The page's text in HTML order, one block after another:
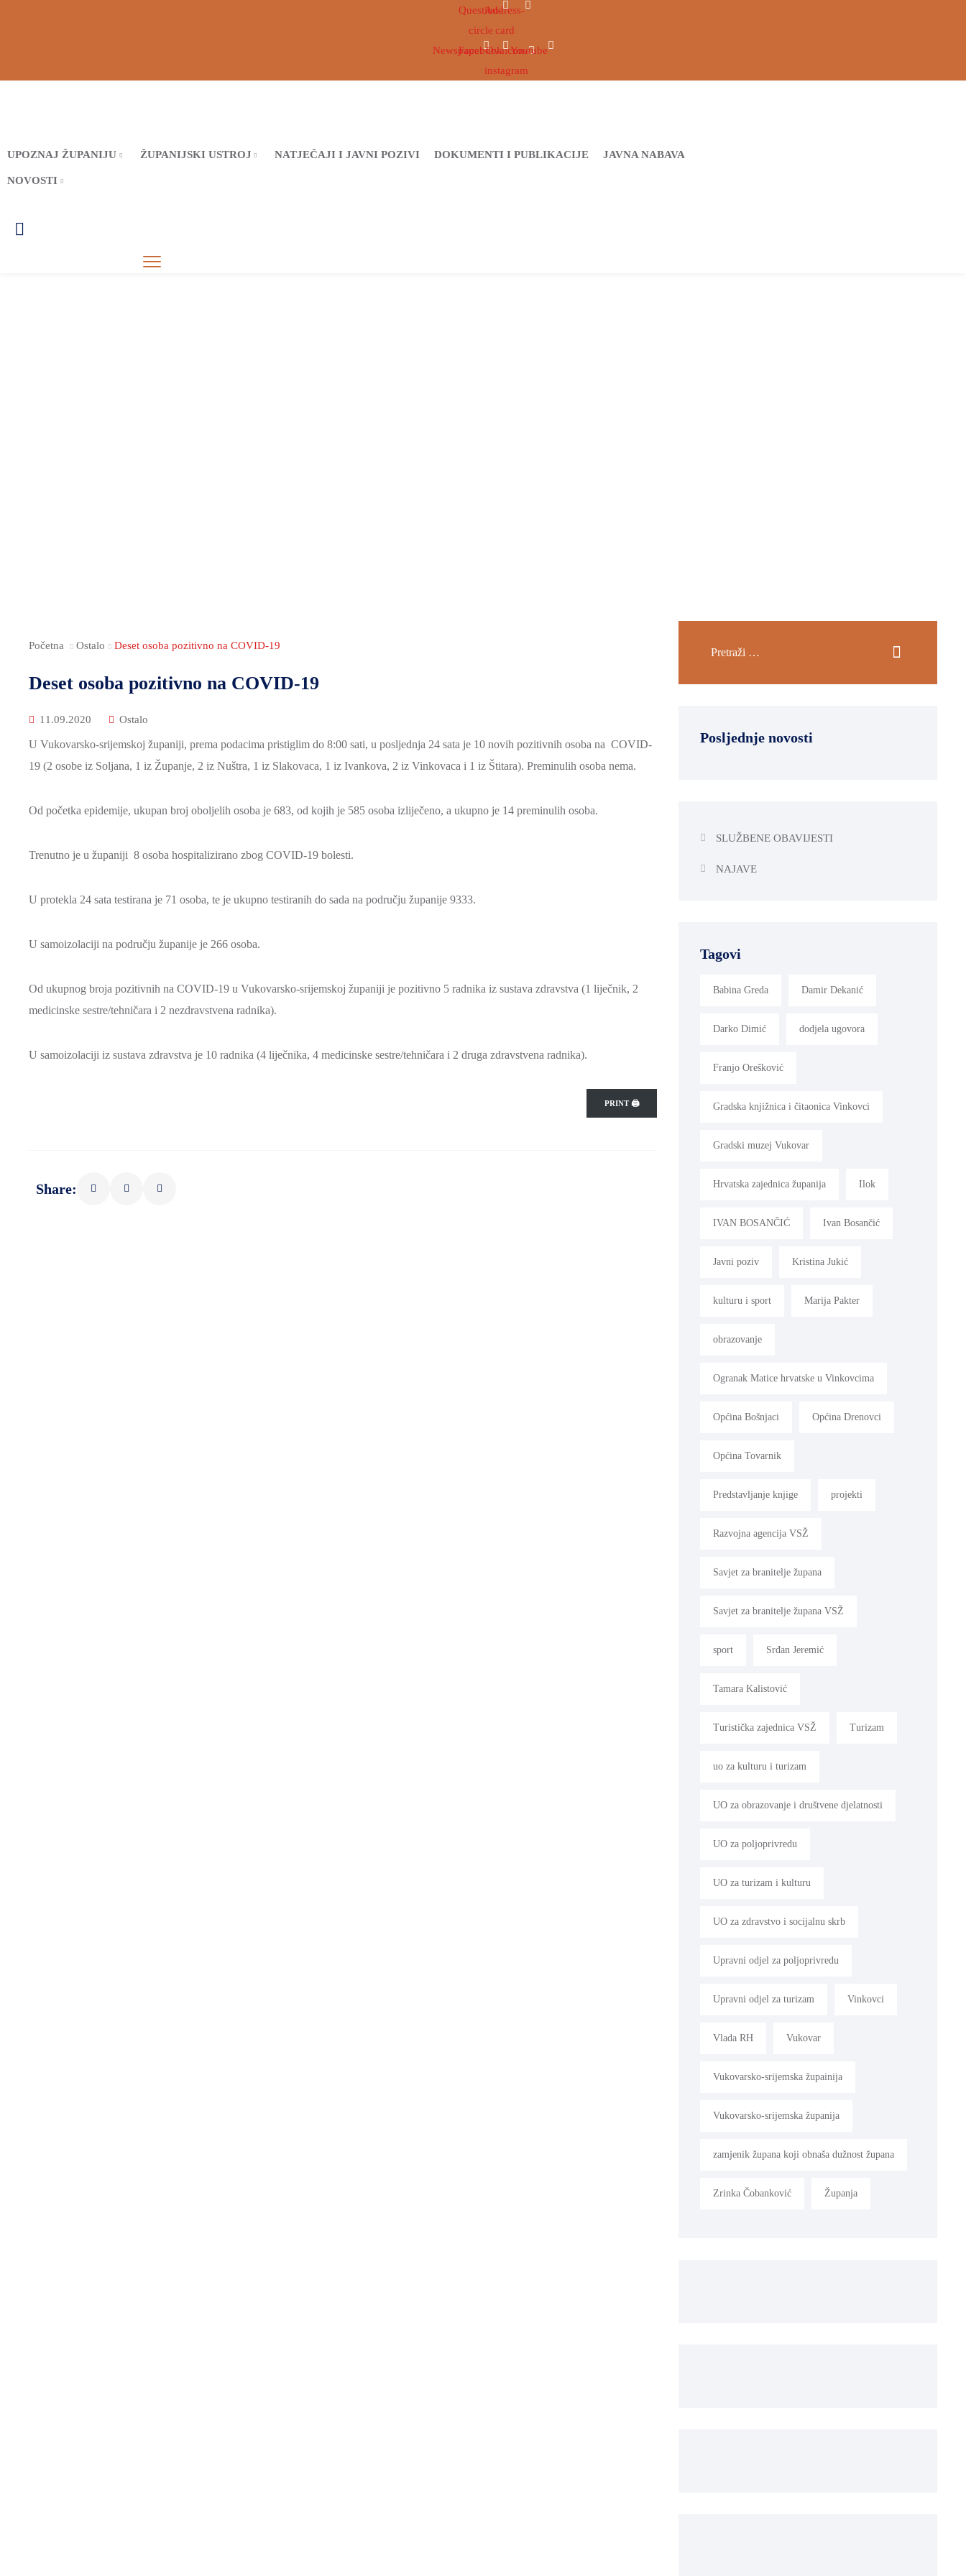
Question-
circle
Address-
card
Newspaper
FacebookOvaicon-
instagram
Youtube
UPOZNAJ ŽUPANIJU ŽUPANIJSKI USTROJ NATJEČAJI I JAVNI POZIVI DOKUMENTI I PUBLIKACIJE JAVNA NABAVA
NOVOSTI
Početna Ostalo Deset osoba pozitivno na COVID-19
Deset osoba pozitivno na COVID-19
11.09.2020 Ostalo
U Vukovarsko-srijemskoj županiji, prema podacima pristiglim do 8:00 sati, u posljednja 24 sata je 10 novih pozitivnih osoba na COVID-
19 (2 osobe iz Soljana, 1 iz Županje, 2 iz Nuštra, 1 iz Slakovaca, 1 iz Ivankova, 2 iz Vinkovaca i 1 iz Štitara). Preminulih osoba nema.
Od početka epidemije, ukupan broj oboljelih osoba je 683, od kojih je 585 osoba izliječeno, a ukupno je 14 preminulih osoba.
Trenutno je u županiji 8 osoba hospitalizirano zbog COVID-19 bolesti.
U protekla 24 sata testirana je 71 osoba, te je ukupno testiranih do sada na području županije 9333.
U samoizolaciji na području županije je 266 osoba.
Od ukupnog broja pozitivnih na COVID-19 u Vukovarsko-srijemskoj županiji je pozitivno 5 radnika iz sustava zdravstva (1 liječnik, 2
medicinske sestre/tehničara i 2 nezdravstvena radnika).
U samoizolaciji iz sustava zdravstva je 10 radnika (4 liječnika, 4 medicinske sestre/tehničara i 2 druga zdravstvena radnika).
PRINT 🖨
Share:
Posljednje novosti
SLUŽBENE OBAVIJESTI
NAJAVE
Tagovi
Babina Greda Damir Dekanić
Darko Dimić dodjela ugovora
Franjo Orešković
Gradska knjižnica i čitaonica Vinkovci
Gradski muzej Vukovar
Hrvatska zajednica županija Ilok
IVAN BOSANČIĆ Ivan Bosančić
Javni poziv Kristina Jukić
kulturu i sport Marija Pakter
obrazovanje
Ogranak Matice hrvatske u Vinkovcima
Općina Bošnjaci Općina Drenovci
Općina Tovarnik
Predstavljanje knjige projekti
Razvojna agencija VSŽ
Savjet za branitelje župana
Savjet za branitelje župana VSŽ
sport Srđan Jeremić
Tamara Kalistović
Turistička zajednica VSŽ Turizam
uo za kulturu i turizam
UO za obrazovanje i društvene djelatnosti
UO za poljoprivredu
UO za turizam i kulturu
UO za zdravstvo i socijalnu skrb
Upravni odjel za poljoprivredu
Upravni odjel za turizam Vinkovci
Vlada RH Vukovar
Vukovarsko-srijemska župainija
Vukovarsko-srijemska županija
zamjenik župana koji obnaša dužnost župana
Zrinka Čobanković Županja